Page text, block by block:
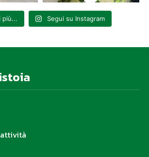
più... Segui su Instagram